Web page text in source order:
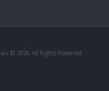
© 2026. All Rights Reserved